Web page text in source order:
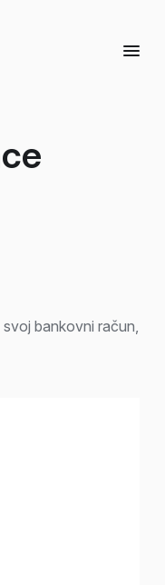
bankovni račun,